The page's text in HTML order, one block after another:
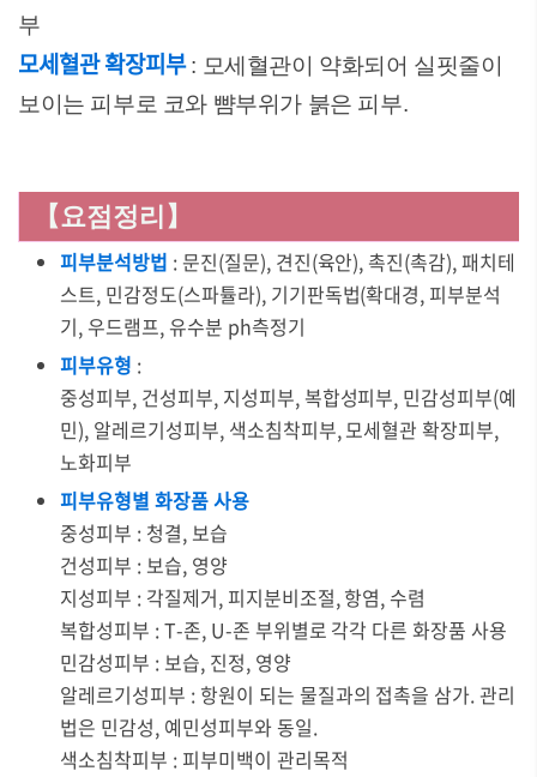
부
모세혈관 확장피부: 모세혈관이 약화되어 실핏줄이
보이는 피부로 코와 뺨부위가 붉은 피부.
【요점정리】
피부분석방법 : 문진(질문), 견진(육안), 촉진(촉감), 패치테
스트, 민감정도(스파튤라), 기기판독법(확대경, 피부분석
기, 우드램프, 유수분 ph측정기
피부유형 :
중성피부, 건성피부, 지성피부, 복합성피부, 민감성피부(예
민), 알레르기성피부, 색소침착피부, 모세혈관 확장피부,
노화피부
피부유형별 화장품 사용
중성피부 : 청결, 보습
건성피부 : 보습, 영양
지성피부 : 각질제거, 피지분비조절, 항염, 수렴
복합성피부 : T-존, U-존 부위별로 각각 다른 화장품 사용
민감성피부 : 보습, 진정, 영양
알레르기성피부 : 항원이 되는 물질과의 접촉을 삼가. 관리
법은 민감성, 예민성피부와 동일.
색소침착피부 : 피부미백이 관리목적